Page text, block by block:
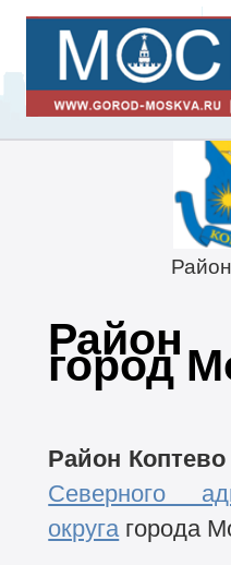
Район
город
Район Коптево
Северного
округагорода